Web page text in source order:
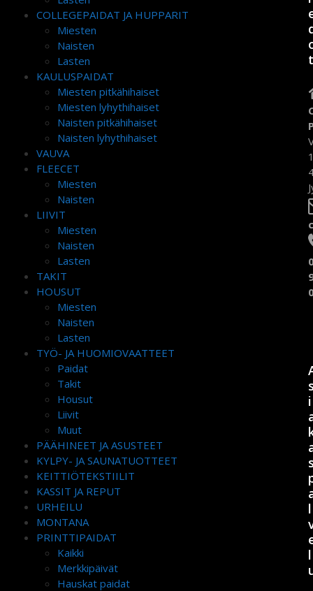
COLLEGEPAIDAT JA HUPPARIT
Miesten
Naisten
Lasten
KAULUSPAIDAT
Miesten pitkähihaiset
Miesten lyhythihaiset
Naisten pitkähihaiset
Naisten lyhythihaiset
VAUVA
FLEECET
Miesten
Naisten
LIIVIT
Miesten
Naisten
Lasten
TAKIT
HOUSUT
Miesten
Naisten
Lasten
TYÖ- JA HUOMIOVAATTEET
Paidat
Takit
Housut
Liivit
Muut
PÄÄHINEET JA ASUSTEET
KYLPY- JA SAUNATUOTTEET
KEITTIÖTEKSTIILIT
KASSIT JA REPUT
URHEILU
MONTANA
PRINTTIPAIDAT
Kaikki
Merkkipäivät
Hauskat paidat
t
i
l
l